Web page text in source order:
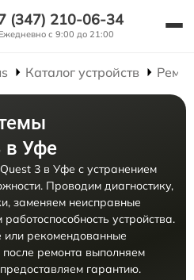
(347) 210-06-34
Ежедневно с 9:00 до 21:00
Каталог устройств
в Уфе
3 в Уфе с устранением
Проводим диагностику,
заменяем неисправные
устройства.
или рекомендованные
после ремонта выполняем
гарантию.